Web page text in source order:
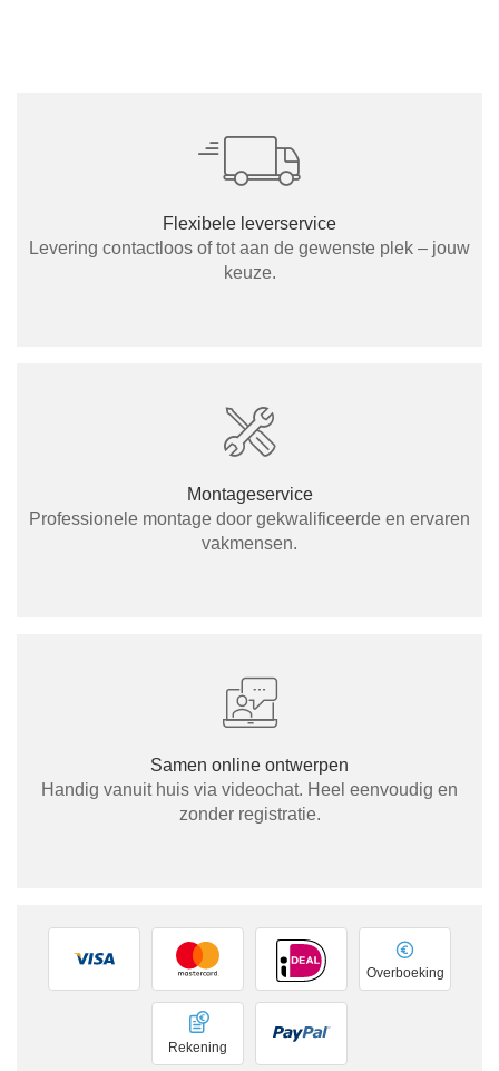
Flexibele leverservice
Levering contactloos of tot aan de gewenste plek – jouw
keuze.
Montageservice
Professionele montage door gekwalificeerde en ervaren
vakmensen.
Samen online ontwerpen
Handig vanuit huis via videochat. Heel eenvoudig en
zonder registratie.
Overboeking
Rekening